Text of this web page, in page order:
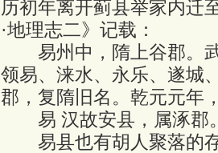
历初年离开蓟县举家内迁
·地理志二》记载：
易州中，隋上谷郡。武
领易、涞水、永乐、遂
郡，复隋旧名。乾元元年
易 汉故安县，属涿郡
易县也有胡人聚落的存